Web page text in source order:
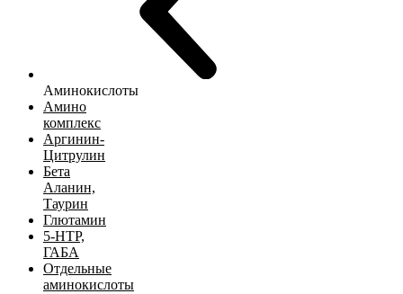
Аминокислоты
Амино
комплекс
Аргинин-
Цитрулин
Бета
Аланин,
Таурин
Глютамин
5-HTP,
ГАБА
Отдельные
аминокислоты